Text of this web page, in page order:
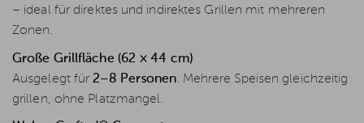
– ideal für direktes und indirektes Grillen mit mehreren
Zonen.
Große Grillfläche (62 × 44 cm)
Ausgelegt für2–8 Personen. Mehrere Speisen gleichzeitig
grillen, ohne Platzmangel.